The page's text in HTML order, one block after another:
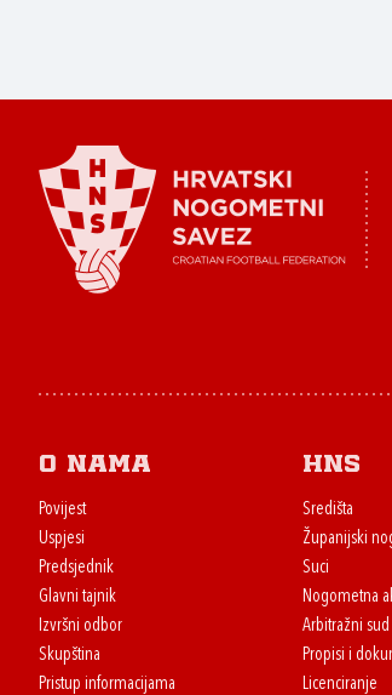
O nama
Povijest
Uspjesi
Predsjednik
Glavni tajnik
Izvršni odbor
Skupština
Pristup informacijama
HNS
Središta
Županijski
Suci
Nogometna
Arbitražni sud
Propisi i
Licenciranje